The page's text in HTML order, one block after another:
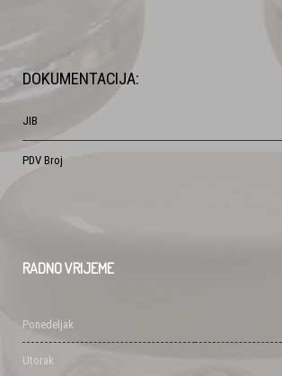
DOKUMENTACIJA:
JIB
PDV Broj
RADNOVRIJEME
Ponedeljak
Utorak